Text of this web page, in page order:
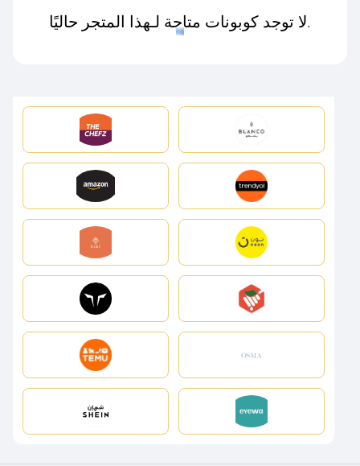
لا توجد كوبونات متاحة لـهذا المتجر حاليًا.